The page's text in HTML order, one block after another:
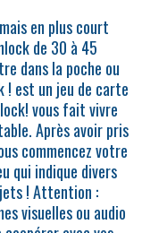
en plus court
de 30 à 45
dans la poche ou
! est un jeu de carte
vous fait vivre
Après avoir pris
commencez votre
qui indique divers
! Attention :
visuelles ou audio